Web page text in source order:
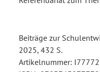
Beiträge zur
2025, 432 S.
Artikelnummer: I77772